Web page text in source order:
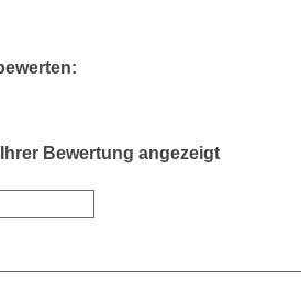
Bewertung angezeigt